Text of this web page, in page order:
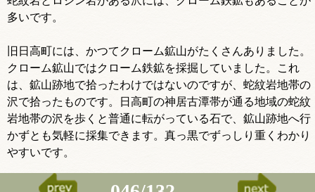
多いです。
旧日高町には、かつてクローム鉱山がたくさんありました。
クローム鉱山ではクローム鉄鉱を採掘していました。これ
は、鉱山跡地で拾ったわけではないのですが、蛇紋岩地帯の
沢で拾ったものです。日高町の神居古潭帯が通る地域の蛇紋
岩地帯の沢を歩くと普通に転がっている石で、鉱山跡地へ行
かずとも気軽に採集できます。真っ黒でずっしり重くわかり
やすいです。